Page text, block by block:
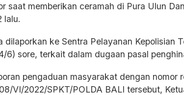
saat memberikan ceramah di Pura Ulun
lalu.
dilaporkan ke Sentra Pelayanan Kepolisian
6) sore, terkait dalam dugaan pasal
pengaduan masyarakat dengan nomor
VI/2022/SPKT/POLDA BALI tersebut,